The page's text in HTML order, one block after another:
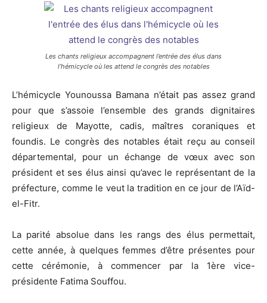
Les chants religieux accompagnent l’entrée des élus dans
l’hémicycle où les attend le congrès des notables
L’hémicycle Younoussa Bamana n’était pas assez grand
pour que s’assoie l’ensemble des grands dignitaires
religieux de Mayotte, cadis, maîtres coraniques et
foundis. Le congrès des notables était reçu au conseil
départemental, pour un échange de vœux avec son
président et ses élus ainsi qu’avec le représentant de la
préfecture, comme le veut la tradition en ce jour de l’Aïd-
el-Fitr.
La parité absolue dans les rangs des élus permettait,
cette année, à quelques femmes d’être présentes pour
cette cérémonie, à commencer par la 1ère vice-
présidente Fatima Souffou.